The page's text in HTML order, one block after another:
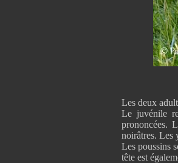
Les deux
Le juvénile
prononcées.
noirâtres. Les
Les poussins
tête est